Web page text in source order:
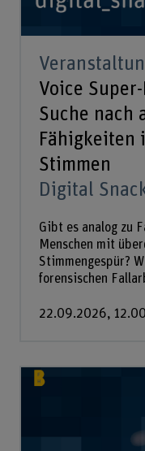
Voice
Suche nach
Fähigkeiten
Stimmen
Digital
Gibt es analog zu
Menschen mit
Stimmengespür?
forensischen
22.09.2026,